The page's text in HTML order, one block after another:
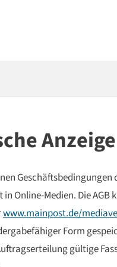
Anzeige
Geschäftsbedingungen
Online-Medien. Die AGB
www.mainpost.de/
Form
gültige